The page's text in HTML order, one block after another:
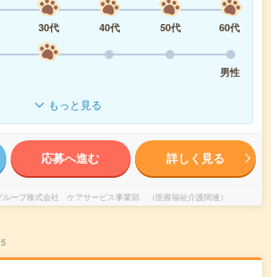
30代 40代 50代
60代
男性
もっと見る
応募へ進む 詳しく見る
ループ株式会社 ケアサービス事業部 （医療福祉介護関連）